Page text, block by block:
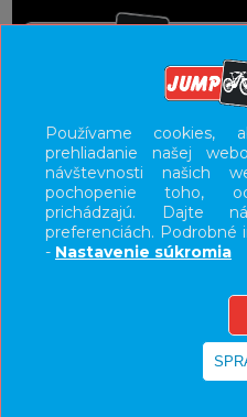
Používame
prehliadanie našej
návštevnosti našich
pochopenie toho,
prichádzajú. Dajte
preferenciách. Podrobné
- Nastavenie súkromia